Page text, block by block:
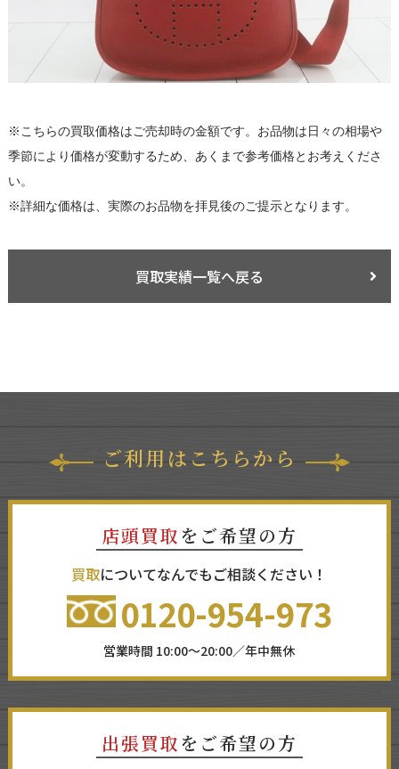
※こちらの買取価格はご売却時の金額です。お品物は日々の相場や
季節により価格が変動するため、あくまで参考価格とお考えくださ
い。
※詳細な価格は、実際のお品物を拝見後のご提示となります。
買取実績一覧へ戻る
ご利用はこちらから
店頭買取 をご希望の方
買取についてなんでもご相談ください！
0120-954-973
営業時間 10:00～20:00／年中無休
出張買取 をご希望の方